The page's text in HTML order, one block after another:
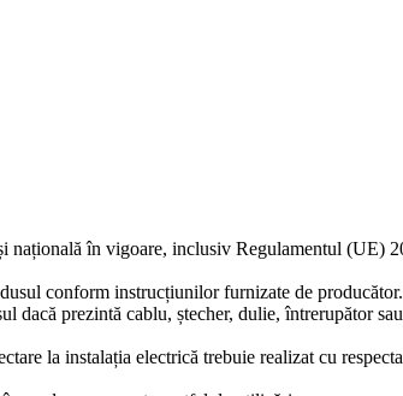
națională în vigoare, inclusiv Regulamentul (UE)
conform instrucțiunilor furnizate de producător.
prezintă cablu, ștecher, dulie, întrerupător
la instalația electrică trebuie realizat cu